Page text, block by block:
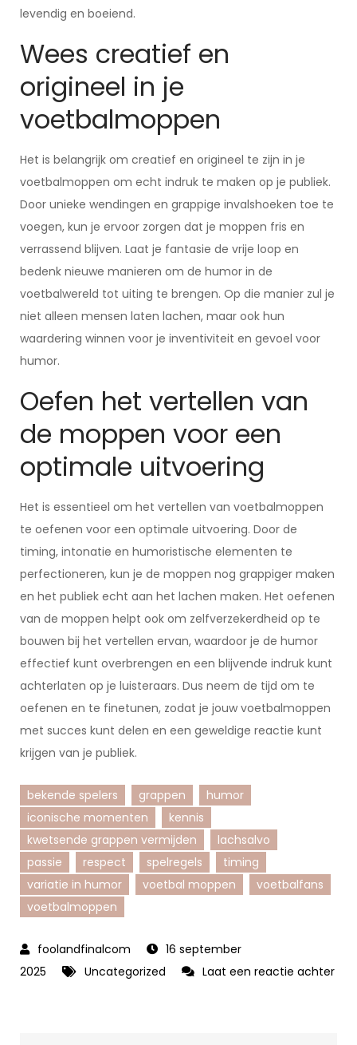
levendig en boeiend.
Wees creatief en
origineel in je
voetbalmoppen
Het is belangrijk om creatief en origineel te zijn in je
voetbalmoppen om echt indruk te maken op je publiek.
Door unieke wendingen en grappige invalshoeken toe te
voegen, kun je ervoor zorgen dat je moppen fris en
verrassend blijven. Laat je fantasie de vrije loop en
bedenk nieuwe manieren om de humor in de
voetbalwereld tot uiting te brengen. Op die manier zul je
niet alleen mensen laten lachen, maar ook hun
waardering winnen voor je inventiviteit en gevoel voor
humor.
Oefen het vertellen van
de moppen voor een
optimale uitvoering
Het is essentieel om het vertellen van voetbalmoppen
te oefenen voor een optimale uitvoering. Door de
timing, intonatie en humoristische elementen te
perfectioneren, kun je de moppen nog grappiger maken
en het publiek echt aan het lachen maken. Het oefenen
van de moppen helpt ook om zelfverzekerdheid op te
bouwen bij het vertellen ervan, waardoor je de humor
effectief kunt overbrengen en een blijvende indruk kunt
achterlaten op je luisteraars. Dus neem de tijd om te
oefenen en te finetunen, zodat je jouw voetbalmoppen
met succes kunt delen en een geweldige reactie kunt
krijgen van je publiek.
bekende spelers grappen
humor
iconische momenten
kennis
kwetsende grappen vermijden
lachsalvo
passie
respect spelregels
timing
variatie in humor
voetbal moppen
voetbalfans
voetbalmoppen
16 september
2025
Uncategorized
Laat een reactie achter